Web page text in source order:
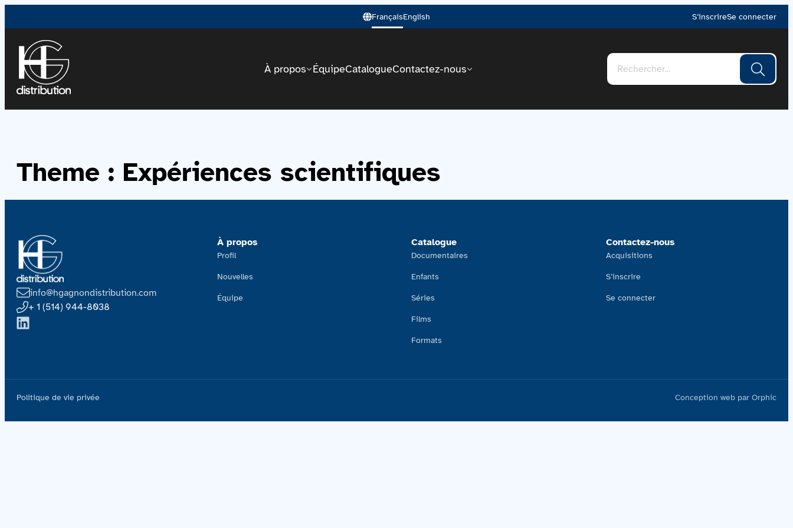
FrançaisEnglish S’inscrireSe connecter
À propos ÉquipeCatalogueContactez-nous
Theme : Expériences scientifiques
info@hgagnondistribution.com
+ 1 (514) 944-8038
À propos
Profil
Nouvelles
Équipe
Catalogue
Documentaires
Enfants
Séries
Films
Formats
Contactez-nous
Acquisitions
S’inscrire
Se connecter
Politique de vie privée Conception web par Orphic